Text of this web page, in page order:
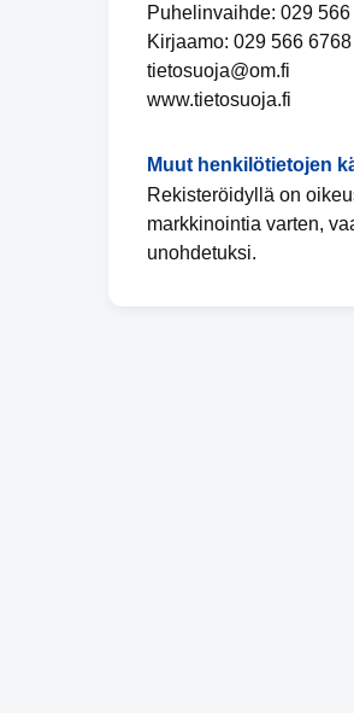
Puhelinvaihde: 029
Kirjaamo: 029 566 6768
tietosuoja@om.fi
www.tietosuoja.fi
Muut henkilötietojen
Rekisteröidyllä on
markkinointia varten,
unohdetuksi.